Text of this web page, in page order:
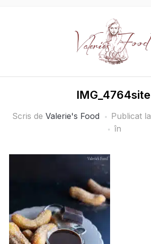
IMG_4764site
Scris de Valerie's Food Publicat la
în